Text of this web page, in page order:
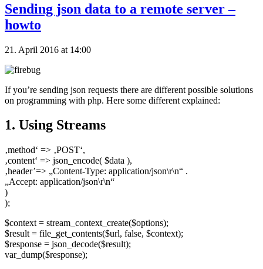
Sending json data to a remote server –
howto
21. April 2016 at 14:00
If you’re sending json requests there are different possible solutions
on programming with php. Here some different explained:
1. Using Streams
‚method‘ => ‚POST‘,
‚content‘ => json_encode( $data ),
‚header’=> „Content-Type: application/json\r\n“ .
„Accept: application/json\r\n“
)
);
$context = stream_context_create($options);
$result = file_get_contents($url, false, $context);
$response = json_decode($result);
var_dump($response);